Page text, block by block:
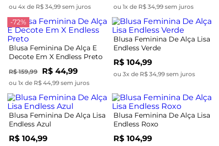
ou 4x de R$ 34,99 sem juros ou 1x de R$ 34,99 sem juros
-72%
Blusa Feminina De Alça E
Decote Em X Endless Preto
R$ 159,99 R$ 44,99
ou 1x de R$ 44,99 sem juros
Blusa Feminina De Alça Lisa
Endless Verde
R$ 104,99
ou 3x de R$ 34,99 sem juros
Blusa Feminina De Alça Lisa
Endless Azul
R$ 104,99
Blusa Feminina De Alça Lisa
Endless Roxo
R$ 104,99